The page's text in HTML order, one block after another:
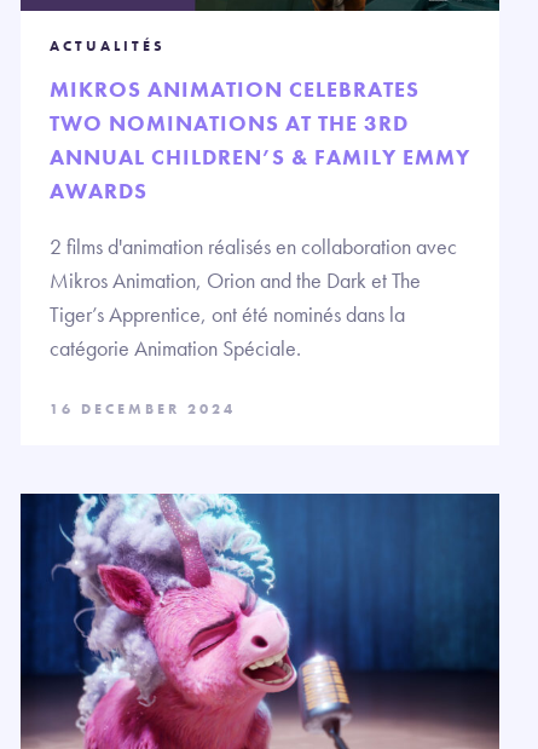
ACTUALITÉS
MIKROS ANIMATION CELEBRATES
TWO NOMINATIONS AT THE 3RD
ANNUAL CHILDREN’S & FAMILY EMMY
AWARDS
2 films d'animation réalisés en collaboration avec
Mikros Animation, Orion and the Dark et The
Tiger’s Apprentice, ont été nominés dans la
catégorie Animation Spéciale.
16 DECEMBER 2024